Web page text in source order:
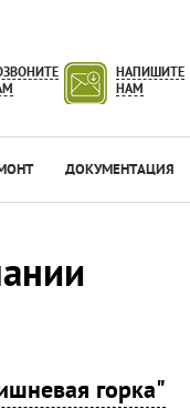
НАПИШИТЕ
НАМ
ДОКУМЕНТАЦИЯ
горка"